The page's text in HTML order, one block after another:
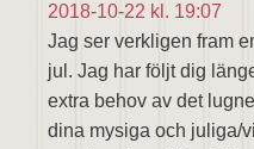
2018-10-22 kl. 19:07
Jag ser verkligen fram
jul. Jag har följt dig
extra behov av det
dina mysiga och juliga/